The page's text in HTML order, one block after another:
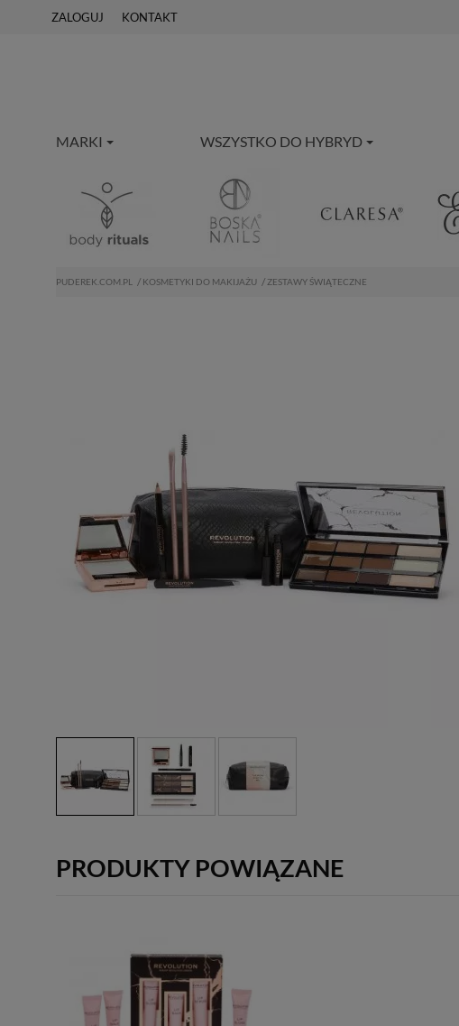
ZALOGUJ KONTAKT
MARKI WSZYSTKO DO HYBRYD
PUDEREK.COM.PL KOSMETYKI DO MAKIJAŻU ZESTAWY ŚWIĄTECZNE
PRODUKTY POWIĄZANE